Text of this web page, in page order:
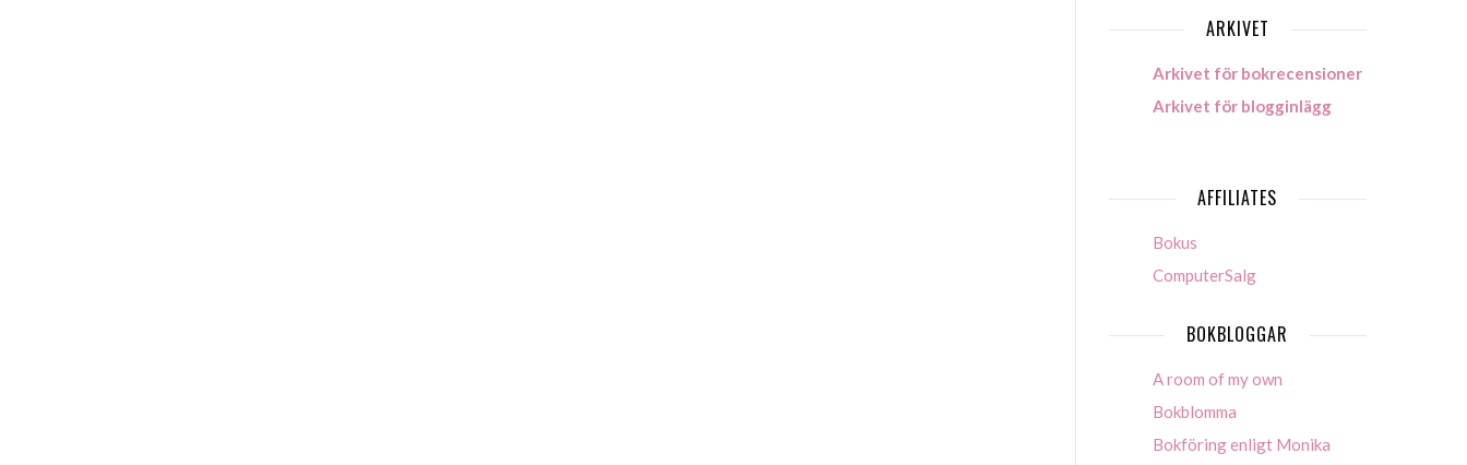
ARKIVET
Arkivet för bokrecensioner
Arkivet för blogginlägg
AFFILIATES
Bokus
ComputerSalg
BOKBLOGGAR
A room of my own
Bokblomma
Bokföring enligt Monika